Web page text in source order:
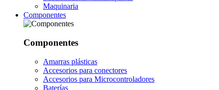
Maquinaria
Componentes
Componentes
Amarras plásticas
Accesorios para conectores
Accesorios para Microcontroladores
Baterías